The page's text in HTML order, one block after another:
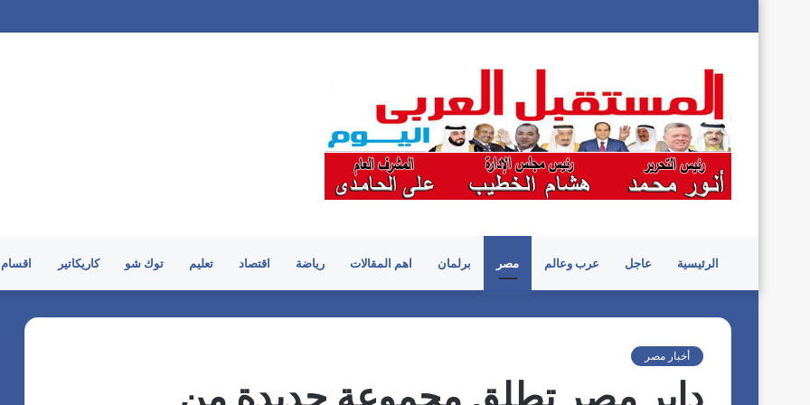
الرئيسية عاجل عرب وعالم مصر برلمان اهم المقالات رياضة اقتصاد تعليم توك شو كاريكاتير
أخبار مصر
دابر مصر تطلق مجموعة جديدة من